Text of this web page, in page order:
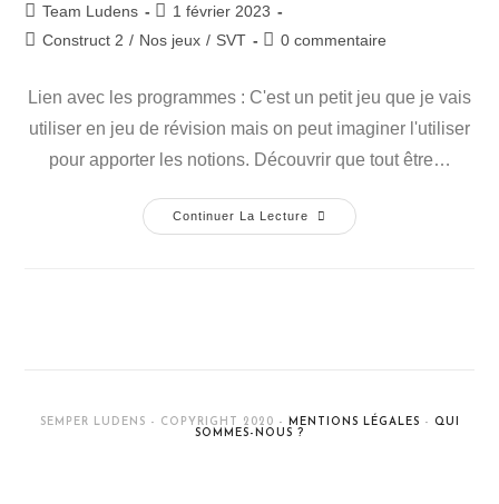
Auteur/autrice
de
Team Ludens
Publication
publiée :
1 février 2023
PostConstruct 2 / Nos jeux / SVT
Commentaires
publication :
0 commentaire
Lien avec les programmes : C'est un petit jeu que je vais
utiliser en jeu de révision mais on peut imaginer l'utiliser
pour apporter les notions. Découvrir que tout être…
Continuer La Lecture
Super
Cureuil
SEMPER LUDENS - COPYRIGHT 2020 - MENTIONS LÉGALES - QUI
SOMMES-NOUS ?